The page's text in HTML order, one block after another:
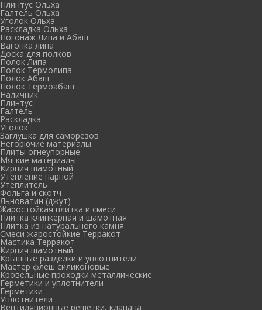
Плинтус Ольха
Галтель Ольха
Уголок Ольха
Раскладка Ольха
Погонаж Липа и Абаш
Вагонка липа
Доска для полков
Полок Липа
Полок Термолипа
Полок Абаш
Полок Термоабаш
Наличник
Плинтус
Галтель
Раскладка
Уголок
Заглушка для саморезов
Негорючие материалы
Плиты огнеупорные
Мягкие материалы
Кирпич шамотный
Утепление парной
Утеплитель
Фольга и скотч
Льноватин (джут)
Жаростойкая плитка и смеси
Плитка клинкерная и шамотная
Плитка из натурального камня
Смеси жаростойкие Терракот
Мастика Терракот
Кирпич шамотный
Крышные разделки и уплотнители
Мастер флеш силиконовые
Кровельные проходки металлические
Герметики и уплотнители
Герметики
Уплотнители
Вентиляционные решетки, клапана